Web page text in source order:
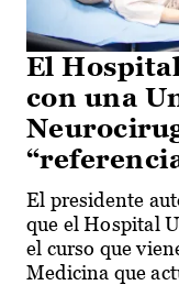
El
con una
El presidente
que el Hospital
el curso que
Medicina que